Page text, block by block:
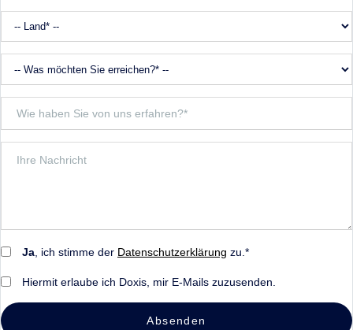
Ja , ich stimme der Datenschutzerklärung zu.*
Hiermit erlaube ich Doxis, mir E-Mails zuzusenden.
Absenden